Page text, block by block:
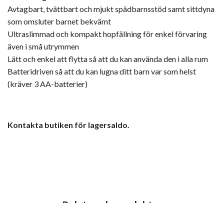
Avtagbart, tvättbart och mjukt spädbarnsstöd samt sittdyna
som omsluter barnet bekvämt
Ultraslimmad och kompakt hopfällning för enkel förvaring
även i små utrymmen
Lätt och enkel att flytta så att du kan använda den i alla rum
Batteridriven så att du kan lugna ditt barn var som helst
(kräver 3 AA-batterier)
Kontakta butiken för lagersaldo.